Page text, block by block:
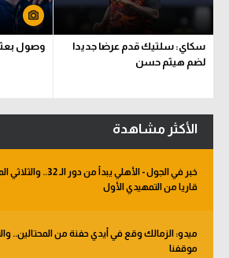
سكاي: سلتيك قدم عرضا جديدا
لضم هيثم حسن
وصول بعثة
الأكثر مشاهدة
خبر في الجول - الأهلي يبدأ
قاريا من التمهيدي الأول
ميدو: الزمالك وقع في أيدي حفنة من المحتالين..
موقفنا